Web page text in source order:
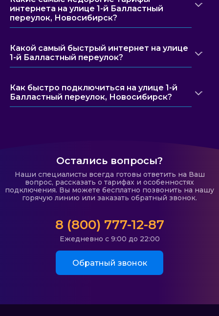
интернета на улице 1-й Балластный
переулок, Новосибирск?
Какой самый быстрый интернет на улице
1-й Балластный переулок?
Как быстро подключиться на улице 1-й
Балластный переулок, Новосибирск?
Остались вопросы?
Наши специалисты всегда готовы ответить на Ваш
вопрос, рассказать о тарифах и особенностях
подключения. Вы можете бесплатно позвонить на нашу
горячую линию или заказать обратный звонок.
8 (800) 777-12-87
Ежедневно с 9:00 до 22:00
Обратный звонок